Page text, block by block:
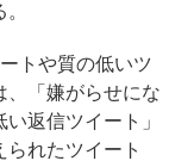
トや質の低いツ
、「嫌がらせにな
返信ツイート」
れたツイート